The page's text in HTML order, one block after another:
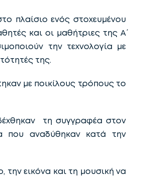
πλαίσιο ενός στοχευμένου
και οι μαθήτριες της Α΄
την τεχνολογία με
της.
με ποικίλους τρόπους το
τη συγγραφέα στον
που αναδύθηκαν κατά την
την εικόνα και τη μουσική να